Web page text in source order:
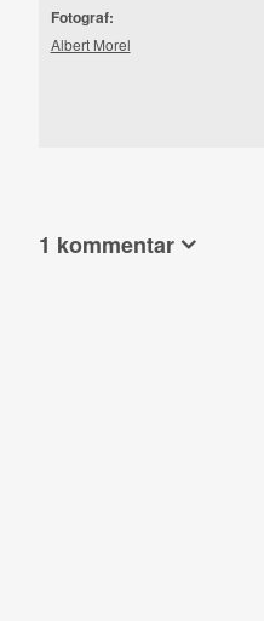
Fotograf:
Albert Morel
1 kommentar